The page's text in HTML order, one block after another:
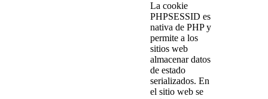
La cookie
PHPSESSID es
nativa de PHP y
permite a los
sitios web
almacenar datos
de estado
serializados. En
el sitio web se